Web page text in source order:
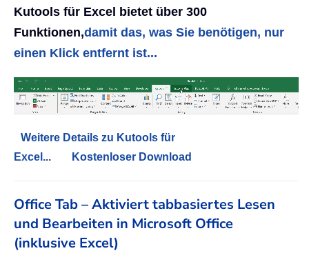
Kutools für Excel bietet über 300
Funktionen,damit das, was Sie benötigen, nur
einen Klick entfernt ist...
Weitere Details zu Kutools für
Excel...
Kostenloser Download
Office Tab – Aktiviert tabbasiertes Lesen
und Bearbeiten in Microsoft Office
(inklusive Excel)